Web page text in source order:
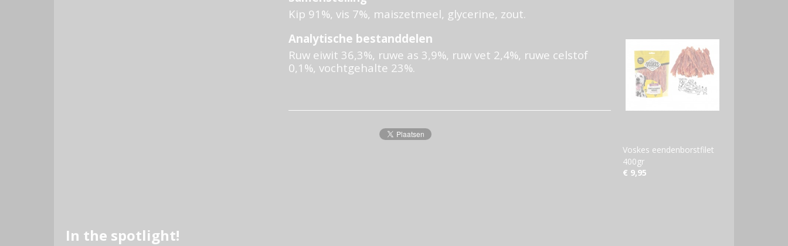
Kip 91%, vis 7%, maiszetmeel, glycerine, zout.
Analytische bestanddelen
Ruw eiwit 36,3%, ruwe as 3,9%, ruw vet 2,4%, ruwe celstof
0,1%, vochtgehalte 23%.
Voskes eendenborstfilet
400gr
€ 9,95
In the spotlight!